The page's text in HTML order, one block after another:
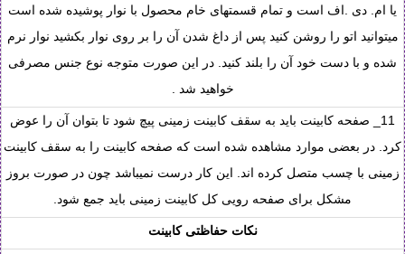
یا ام. دی .اف است و تمام قسمتهای خام محصول با نوار پوشیده شده است
میتوانید اتو را روشن کنید پس از داغ شدن آن را بر روی نوار بکشید نوار نرم
شده و با دست خود آن را بلند کنید. در این صورت متوجه نوع جنس مصرفی
خواهید شد .
11_ صفحه کابینت باید به سقف کابینت زمینی پیچ شود تا بتوان آن را عوض
کرد. در بعضی موارد مشاهده شده است که صفحه کابینت را به سقف کابینت
زمینی با چسب متصل کرده اند. این کار درست نمیباشد چون در صورت بروز
مشکل برای صفحه رویی کل کابینت زمینی باید جمع شود.
نکات حفاظتی کابینت